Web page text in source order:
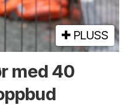
PLUSS
med 40